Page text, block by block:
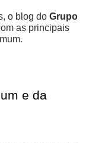
o blog do Grupo
as principais
e da